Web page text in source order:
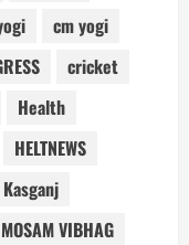
cm yogi
cricket
Health
HELTNEWS
Kasganj
MOSAM VIBHAG